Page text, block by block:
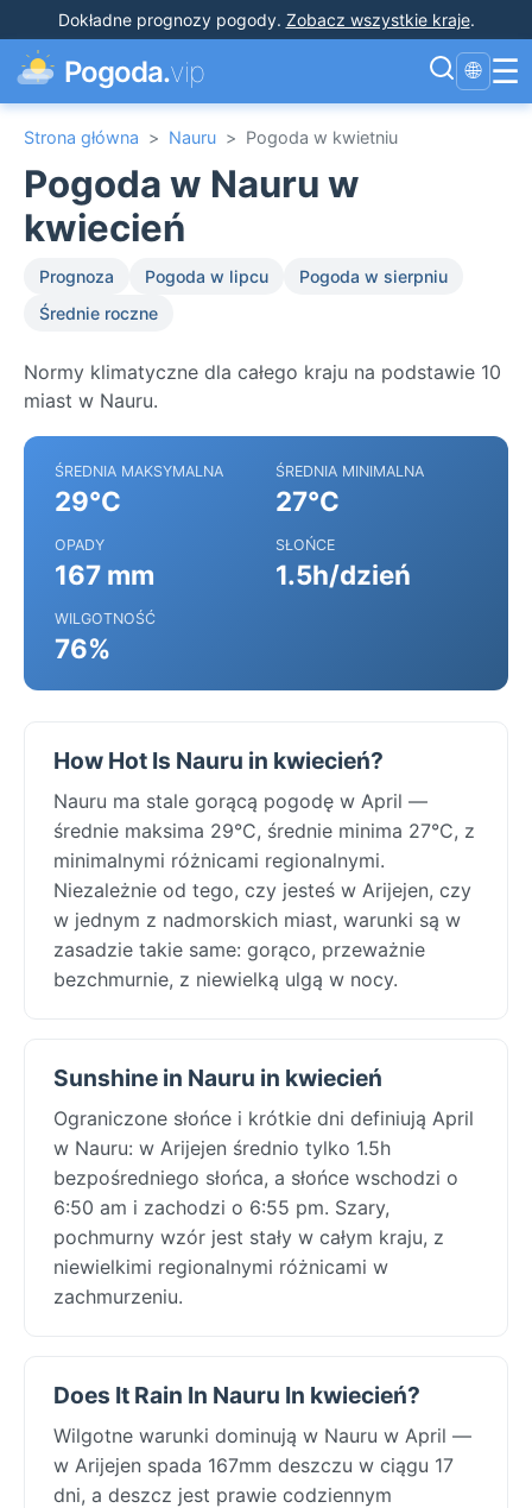
Dokładne prognozy pogody. Zobacz wszystkie kraje.
Pogoda.vip 🌐 ☰
Strona główna > Nauru > Pogoda w kwietniu
Pogoda w Nauru w
kwiecień
Prognoza Pogoda w lipcu
Pogoda w sierpniu
Średnie roczne
Normy klimatyczne dla całego kraju na podstawie 10
miast w Nauru.
ŚREDNIA MAKSYMALNA
29°C
ŚREDNIA MINIMALNA
27°C
OPADY
167 mm
SŁOŃCE
1.5h/dzień
WILGOTNOŚĆ
76%
How Hot Is Nauru in kwiecień?
Nauru ma stale gorącą pogodę w April —
średnie maksima 29°C, średnie minima 27°C, z
minimalnymi różnicami regionalnymi.
Niezależnie od tego, czy jesteś w Arijejen, czy
w jednym z nadmorskich miast, warunki są w
zasadzie takie same: gorąco, przeważnie
bezchmurnie, z niewielką ulgą w nocy.
Sunshine in Nauru in kwiecień
Ograniczone słońce i krótkie dni definiują April
w Nauru: w Arijejen średnio tylko 1.5h
bezpośredniego słońca, a słońce wschodzi o
6:50 am i zachodzi o 6:55 pm. Szary,
pochmurny wzór jest stały w całym kraju, z
niewielkimi regionalnymi różnicami w
zachmurzeniu.
Does It Rain In Nauru In kwiecień?
Wilgotne warunki dominują w Nauru w April —
w Arijejen spada 167mm deszczu w ciągu 17
dni, a deszcz jest prawie codziennym